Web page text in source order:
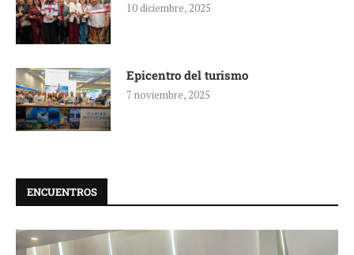
10 diciembre, 2025
Epicentro del turismo
7 noviembre, 2025
ENCUENTROS